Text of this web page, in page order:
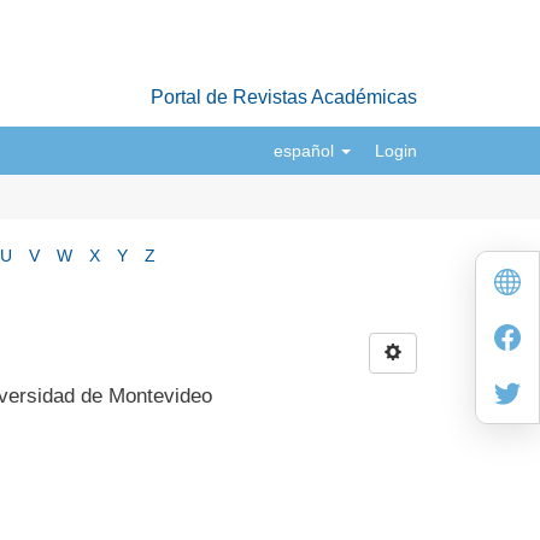
Portal de Revistas Académicas
español Login
U V W X Y Z
de Montevideo